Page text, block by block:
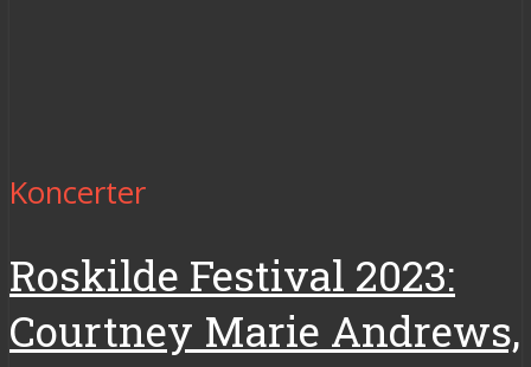
Koncerter
Roskilde Festival 2023:
Courtney Marie Andrews,